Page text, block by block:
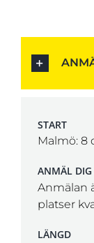
START
Malmö: 8
ANMÄL DIG
Anmälan
platser
LÄNGD